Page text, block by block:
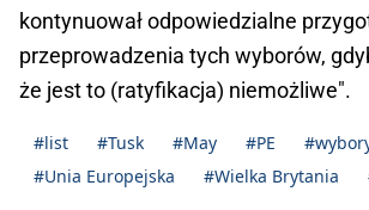
kontynuował odpowiedzialne
przeprowadzenia tych wyborów,
że jest to (ratyfikacja) niemożliwe".
#list #Tusk #May #PE
#Unia Europejska
#Wielka Brytania